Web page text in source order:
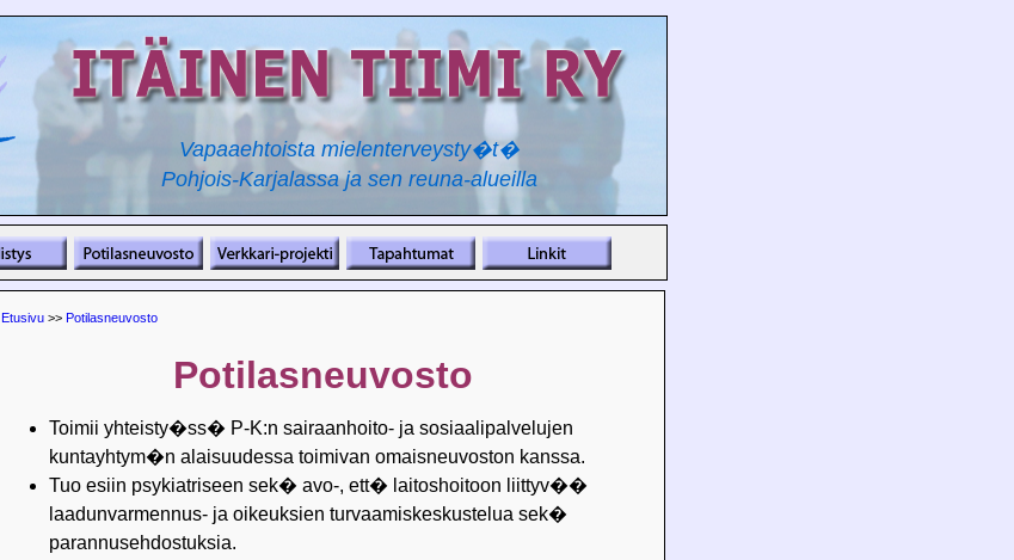
Vapaaehtoista mielenterveysty�t�
Pohjois-Karjalassa ja sen reuna-alueilla
Etusivu>> Potilasneuvosto
Potilasneuvosto
Toimii yhteisty�ss� P-K:n sairaanhoito- ja sosiaalipalvelujen
kuntayhtym�n alaisuudessa toimivan omaisneuvoston kanssa.
Tuo esiin psykiatriseen sek� avo-, ett� laitoshoitoon liittyv��
laadunvarmennus- ja oikeuksien turvaamiskeskustelua sek�
parannusehdostuksia.